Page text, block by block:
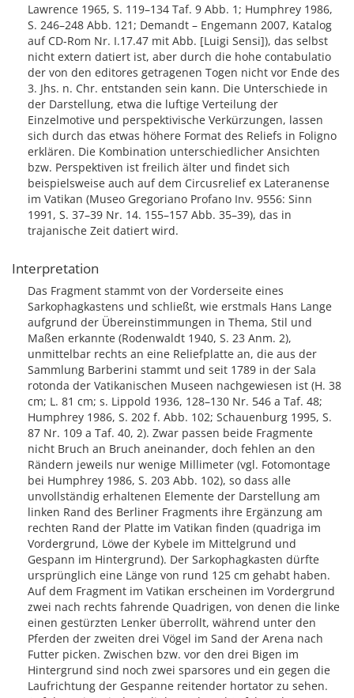
Lawrence 1965, S. 119–134 Taf. 9 Abb. 1; Humphrey 1986,
S. 246–248 Abb. 121; Demandt – Engemann 2007, Katalog
auf CD-Rom Nr. I.17.47 mit Abb. [Luigi Sensi]), das selbst
nicht extern datiert ist, aber durch die hohe contabulatio
der von den editores getragenen Togen nicht vor Ende des
3. Jhs. n. Chr. entstanden sein kann. Die Unterschiede in
der Darstellung, etwa die luftige Verteilung der
Einzelmotive und perspektivische Verkürzungen, lassen
sich durch das etwas höhere Format des Reliefs in Foligno
erklären. Die Kombination unterschiedlicher Ansichten
bzw. Perspektiven ist freilich älter und findet sich
beispielsweise auch auf dem Circusrelief ex Lateranense
im Vatikan (Museo Gregoriano Profano Inv. 9556: Sinn
1991, S. 37–39 Nr. 14. 155–157 Abb. 35–39), das in
trajanische Zeit datiert wird.
Interpretation
Das Fragment stammt von der Vorderseite eines
Sarkophagkastens und schließt, wie erstmals Hans Lange
aufgrund der Übereinstimmungen in Thema, Stil und
Maßen erkannte (Rodenwaldt 1940, S. 23 Anm. 2),
unmittelbar rechts an eine Reliefplatte an, die aus der
Sammlung Barberini stammt und seit 1789 in der Sala
rotonda der Vatikanischen Museen nachgewiesen ist (H. 38
cm; L. 81 cm; s. Lippold 1936, 128–130 Nr. 546 a Taf. 48;
Humphrey 1986, S. 202 f. Abb. 102; Schauenburg 1995, S.
87 Nr. 109 a Taf. 40, 2). Zwar passen beide Fragmente
nicht Bruch an Bruch aneinander, doch fehlen an den
Rändern jeweils nur wenige Millimeter (vgl. Fotomontage
bei Humphrey 1986, S. 203 Abb. 102), so dass alle
unvollständig erhaltenen Elemente der Darstellung am
linken Rand des Berliner Fragments ihre Ergänzung am
rechten Rand der Platte im Vatikan finden (quadriga im
Vordergrund, Löwe der Kybele im Mittelgrund und
Gespann im Hintergrund). Der Sarkophagkasten dürfte
ursprünglich eine Länge von rund 125 cm gehabt haben.
Auf dem Fragment im Vatikan erscheinen im Vordergrund
zwei nach rechts fahrende Quadrigen, von denen die linke
einen gestürzten Lenker überrollt, während unter den
Pferden der zweiten drei Vögel im Sand der Arena nach
Futter picken. Zwischen bzw. vor den drei Bigen im
Hintergrund sind noch zwei sparsores und ein gegen die
Laufrichtung der Gespanne reitender hortator zu sehen.